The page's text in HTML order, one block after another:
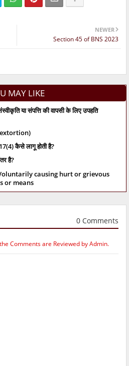
NEWER
Section 45 of BNS 2023
MAY LIKE
या संपत्ति की वापसी के लिए उपहति
कैसे लागू होती है?
है?
causing hurt or grievous
or means
0 Comments
Comments are Reviewed by Admin.